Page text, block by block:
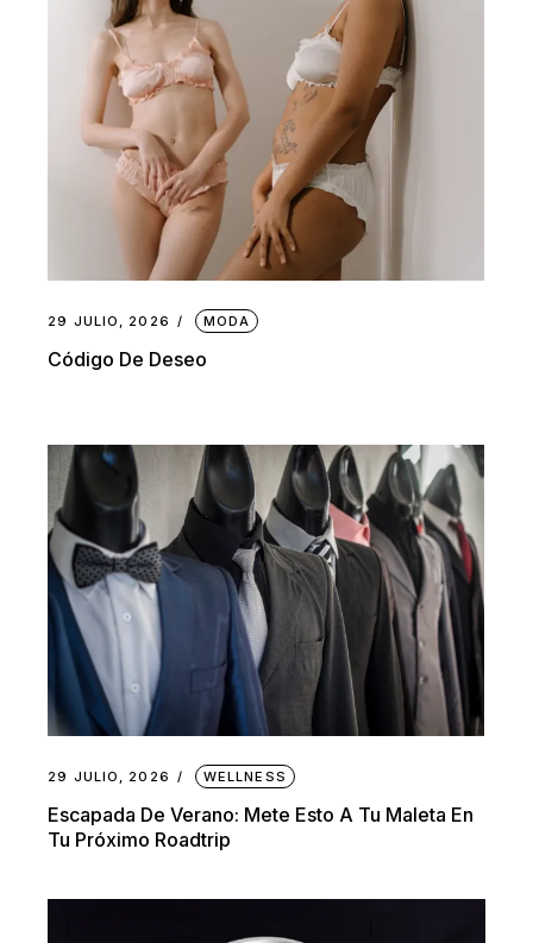
29 JULIO, 2026 MODA
Código De Deseo
29 JULIO, 2026 WELLNESS
Escapada De Verano: Mete Esto A Tu Maleta En
Tu Próximo Roadtrip